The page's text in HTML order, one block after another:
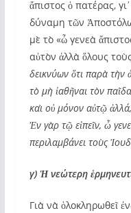
ἄπιστος ὁ πατέρας,
δύναμη τῶν
μὲ τὸ «ὦ γενεὰ
αὐτὸν ἀλλὰ ὅλους
δεικνύων ὅτι παρὰ τὴν
τὸ μὴ ἰαθῆναι τὸν
καὶ οὐ μόνον αὐτῷ
Ἐν γὰρ τῷ εἰπεῖν, ὦ
περιλαμβάνει τοὺς
γ) Ἡ νεώτερη
Γιὰ νὰ ὁλοκληρωθεῖ